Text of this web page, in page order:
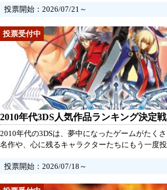
票が、ゲームの未来を変えるかもしれません。
投票開始：2026/07/21～
2010年代3DS人気作品ランキング決定
2010年代の3DSは、夢中になったゲームがたく
名作や、心に残るキャラクターたちにもう一度
るチャンスだ。さあ、参加して、素晴らしい作
投票開始：2026/07/18～